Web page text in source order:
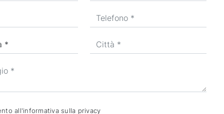
all'informativa sulla privacy